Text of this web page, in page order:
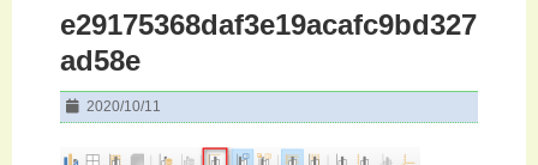
e29175368daf3e19acafc9bd327
ad58e
2020/10/11